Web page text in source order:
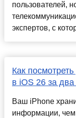
пользователей,
экспертов, с
Как
в iOS 26 за
Ваш iPhone
информации, чем